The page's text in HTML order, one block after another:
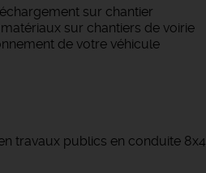
sur chantier
sur chantiers de voirie
de votre véhicule
travaux publics en conduite 8x4